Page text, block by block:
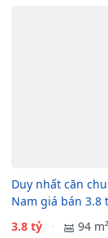
Duy nhất căn
Nam giá bán 3.8
3.8 tỷ
94 m²